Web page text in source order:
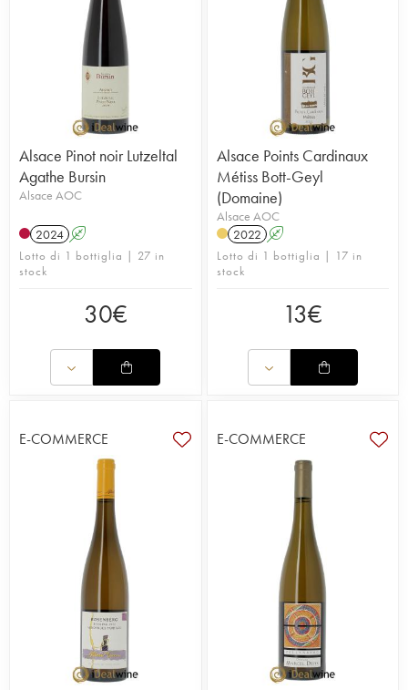
Alsace Pinot noir Lutzeltal
Agathe Bursin
Alsace AOC
2024 A
Lotto di 1 bottiglia | 27 in
stock
30€
Alsace Points Cardinaux
Métiss Bott-Geyl
(Domaine)
Alsace AOC
2022 A
Lotto di 1 bottiglia | 17 in
stock
13€
E-COMMERCE E-COMMERCE